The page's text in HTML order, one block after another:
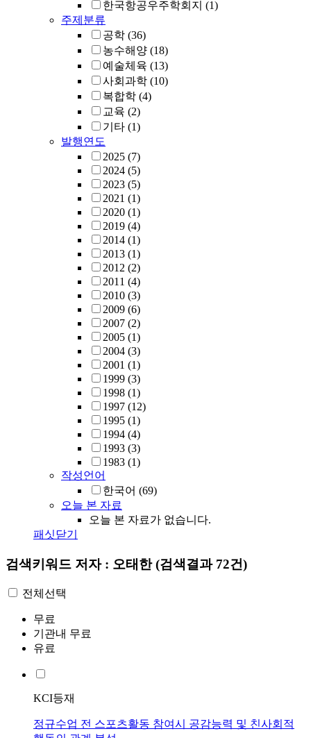
한국항공우주학회지 (1)
주제분류
공학 (36)
농수해양 (18)
예술체육 (13)
사회과학 (10)
복합학 (4)
교육 (2)
기타 (1)
발행연도
2025 (7)
2024 (5)
2023 (5)
2021 (1)
2020 (1)
2019 (4)
2014 (1)
2013 (1)
2012 (2)
2011 (4)
2010 (3)
2009 (6)
2007 (2)
2005 (1)
2004 (3)
2001 (1)
1999 (3)
1998 (1)
1997 (12)
1995 (1)
1994 (4)
1993 (3)
1983 (1)
작성언어
한국어 (69)
오늘 본 자료
오늘 본 자료가 없습니다.
패싯닫기
검색키워드 저자 : 오태한(검색결과 72건)
전체선택
무료
기관내 무료
유료
KCI등재
정규수업 전 스포츠활동 참여시 공감능력 및 친사회적